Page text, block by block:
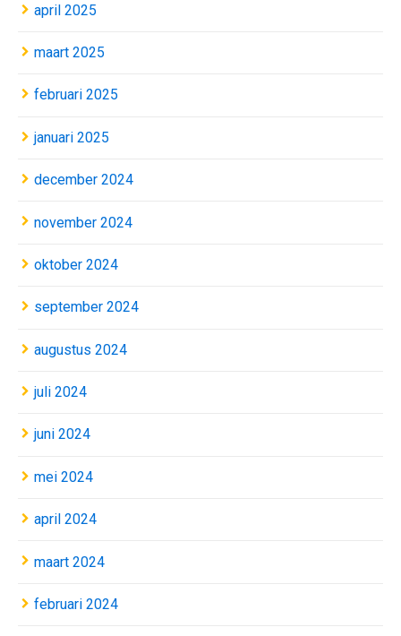
april 2025
maart 2025
februari 2025
januari 2025
december 2024
november 2024
oktober 2024
september 2024
augustus 2024
juli 2024
juni 2024
mei 2024
april 2024
maart 2024
februari 2024